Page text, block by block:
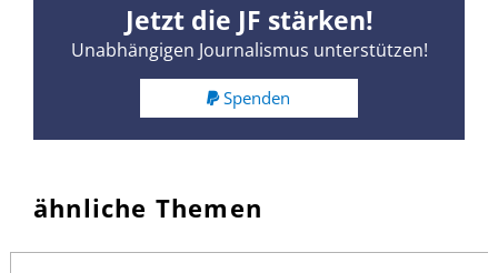
Jetzt die JF stärken!
Unabhängigen Journalismus unterstützen!
Spenden
ähnliche Themen